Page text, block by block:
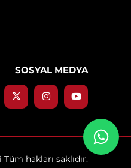
SOSYAL MEDYA
hakları saklıdır.